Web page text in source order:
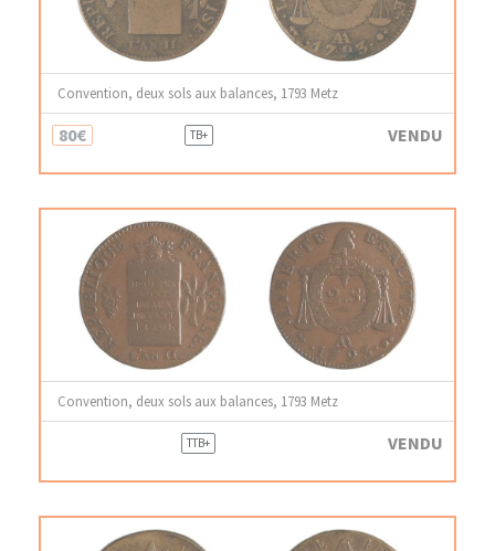
Convention, deux sols aux balances, 1793 Metz
80€ TB+ VENDU
Convention, deux sols aux balances, 1793 Metz
TTB+ VENDU